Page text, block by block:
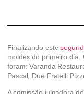
Finalizando este
moldes do primeiro dia.
foram: Varanda
Pascal, Due Fratelli
A comissão julgadora